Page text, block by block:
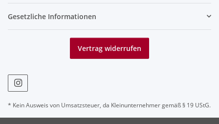
Gesetzliche Informationen
Vertrag widerrufen
* Kein Ausweis von Umsatzsteuer, da Kleinunternehmer gemäß § 19 UStG.